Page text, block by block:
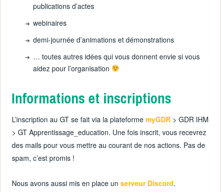
publications d’actes
webinaires
demi-journée d’animations et démonstrations
… toutes autres idées qui vous donnent envie si vous
aidez pour l’organisation
Informations et inscriptions
L’inscription au GT se fait via la plateformemyGDR > GDR IHM
> GT Apprentissage_education. Une fois inscrit, vous recevrez
des mails pour vous mettre au courant de nos actions. Pas de
spam, c’est promis !
Nous avons aussi mis en place unserveur Discord.